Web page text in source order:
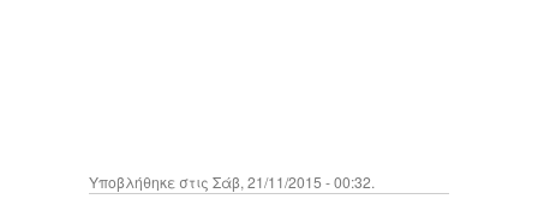
Υποβλήθηκε στις Σάβ, 21/11/2015 - 00:32.